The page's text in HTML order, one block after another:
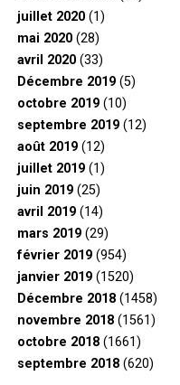
juillet 2020(1)
mai 2020(28)
avril 2020(33)
Décembre 2019(5)
octobre 2019(10)
septembre 2019(12)
août 2019(12)
juillet 2019(1)
juin 2019(25)
avril 2019(14)
mars 2019(29)
février 2019(954)
janvier 2019(1520)
Décembre 2018(1458)
novembre 2018(1561)
octobre 2018(1661)
septembre 2018(620)